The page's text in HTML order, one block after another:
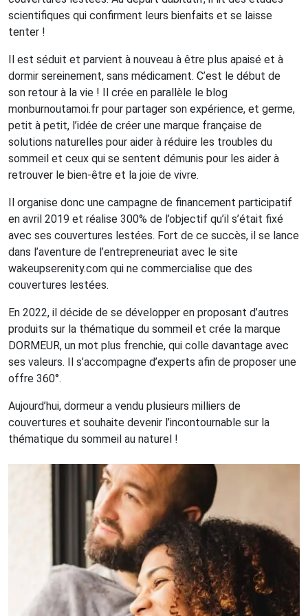
scientifiques qui confirment leurs bienfaits et se laisse
tenter !
Il est séduit et parvient à nouveau à être plus apaisé et à
dormir sereinement, sans médicament. C’est le début de
son retour à la vie ! Il crée en parallèle le blog
monburnoutamoi.fr pour partager son expérience, et germe,
petit à petit, l’idée de créer une marque française de
solutions naturelles pour aider à réduire les troubles du
sommeil et ceux qui se sentent démunis pour les aider à
retrouver le bien-être et la joie de vivre.
Il organise donc une campagne de financement participatif
en avril 2019 et réalise 300% de l’objectif qu’il s’était fixé
avec ses couvertures lestées. Fort de ce succès, il se lance
dans l’aventure de l’entrepreneuriat avec le site
wakeupserenity.com qui ne commercialise que des
couvertures lestées.
En 2022, il décide de se développer en proposant d’autres
produits sur la thématique du sommeil et crée la marque
DORMEUR, un mot plus frenchie, qui colle davantage avec
ses valeurs. Il s’accompagne d’experts afin de proposer une
offre 360°.
Aujourd’hui, dormeur a vendu plusieurs milliers de
couvertures et souhaite devenir l’incontournable sur la
thématique du sommeil au naturel !